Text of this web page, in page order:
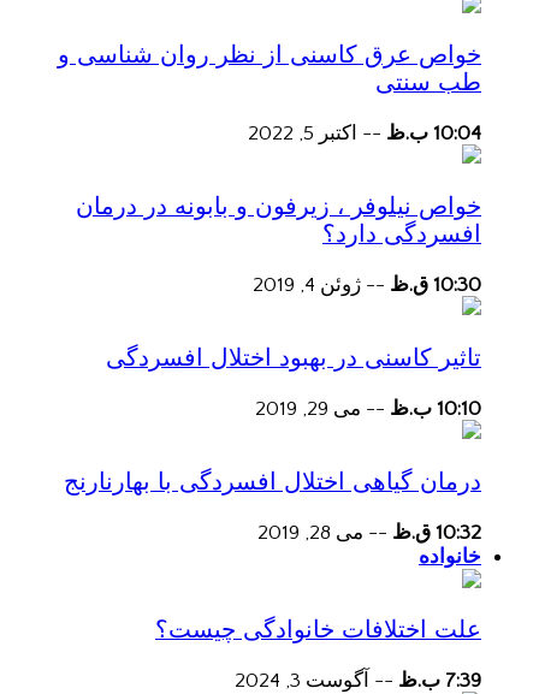
خواص عرق کاسنی از نظر روان شناسی و
طب سنتی
10:04 ب.ظ -- اکتبر 5, 2022
خواص نیلوفر ، زیرفون و بابونه در درمان
افسردگی دارد؟
10:30 ق.ظ -- ژوئن 4, 2019
تاثیر کاسنی در بهبود اختلال افسردگی
10:10 ب.ظ -- می 29, 2019
درمان گیاهی اختلال افسردگی با بهارنارنج
10:32 ق.ظ -- می 28, 2019
خانواده
علت اختلافات خانوادگی چیست؟
7:39 ب.ظ -- آگوست 3, 2024